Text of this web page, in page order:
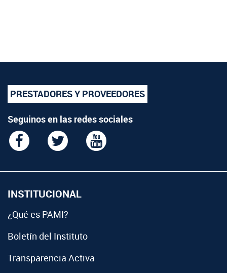
PRESTADORES Y PROVEEDORES
Seguinos en las redes sociales
INSTITUCIONAL
¿Qué es PAMI?
Boletín del Instituto
Transparencia Activa